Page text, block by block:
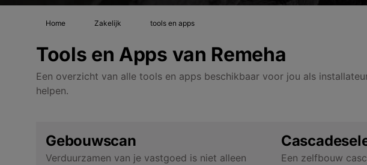
Home Zakelijk tools en apps
Tools en Apps van Remeha
Een overzicht van alle tools en apps beschikbaar voor jou als
helpen.
Gebouwscan
Verduurzamen van je vastgoed is niet alleen
Een zelfbouw